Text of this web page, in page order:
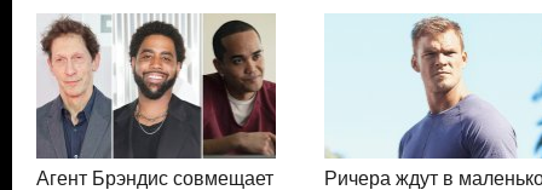
Агент Брэндис совмещает
Ричера ждут в